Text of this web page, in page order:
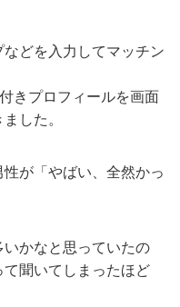
どを入力してマッチン
きプロフィールを画面
した。
が「やばい、全然かっ
かなと思っていたの
聞いてしまったほど